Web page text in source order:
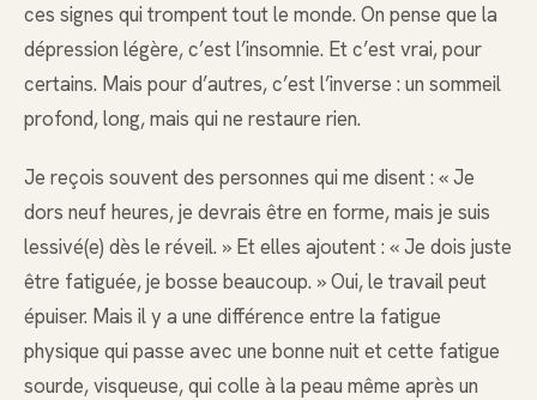
ces signes qui trompent tout le monde. On pense que la
dépression légère, c’est l’insomnie. Et c’est vrai, pour
certains. Mais pour d’autres, c’est l’inverse : un sommeil
profond, long, mais qui ne restaure rien.
Je reçois souvent des personnes qui me disent : « Je
dors neuf heures, je devrais être en forme, mais je suis
lessivé(e) dès le réveil. » Et elles ajoutent : « Je dois juste
être fatiguée, je bosse beaucoup. » Oui, le travail peut
épuiser. Mais il y a une différence entre la fatigue
physique qui passe avec une bonne nuit et cette fatigue
sourde, visqueuse, qui colle à la peau même après un